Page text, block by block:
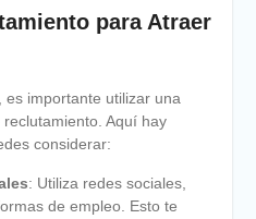
para Atraer
importante utilizar una
Aquí hay
considerar:
: Utiliza redes sociales,
de empleo. Esto te